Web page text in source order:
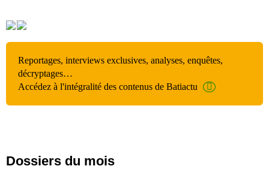
Reportages, interviews exclusives, analyses, enquêtes,
décryptages…
Accédez à l'intégralité des contenus de Batiactu
Dossiers du mois